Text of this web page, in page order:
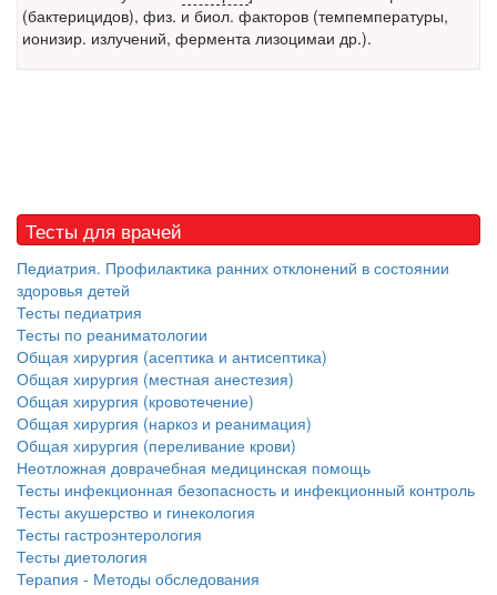
Федеральная служба по
надзору в сфере
Закон о праве родителей находиться с детьми в
реанимации внесен в Госдуму
палату на
рассмотрение. Суть его
нахождении одного из
родителей в
больничной палате
бесплатно, в течении всего срока лечения...
(бактерицидов), физ. и биол. факторов (темпемпературы,
ионизир. излучений, фермента лизоцимаи др.).
Тесты для врачей
Педиатрия. Профилактика ранних отклонений в состоянии
здоровья детей
Тесты педиатрия
Тесты по реаниматологии
Общая хирургия (асептика и антисептика)
Общая хирургия (местная анестезия)
Общая хирургия (кровотечение)
Общая хирургия (наркоз и реанимация)
Общая хирургия (переливание крови)
Неотложная доврачебная медицинская помощь
Тесты инфекционная безопасность и инфекционный контроль
Тесты акушерство и гинекология
Тесты гастроэнтерология
Тесты диетология
Терапия - Методы обследования